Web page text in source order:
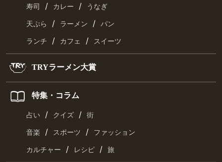
寿司 / カレー / うなぎ
天ぷら / ラーメン / パン
ランチ / カフェ / スイーツ
TRYラーメン大賞
特集・コラム
占い / クイズ / 街
音楽 / スポーツ / ファッション
カルチャー / レシピ / 旅